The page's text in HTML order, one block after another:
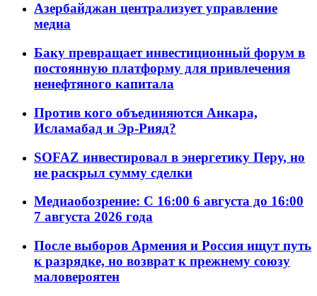
Азербайджан централизует управление
медиа
Баку превращает инвестиционный форум в
постоянную платформу для привлечения
ненефтяного капитала
Против кого объединяются Анкара,
Исламабад и Эр-Рияд?
SOFAZ инвестировал в энергетику Перу, но
не раскрыл сумму сделки
Медиаобозрение: С 16:00 6 августа до 16:00
7 августа 2026 года
После выборов Армения и Россия ищут путь
к разрядке, но возврат к прежнему союзу
маловероятен